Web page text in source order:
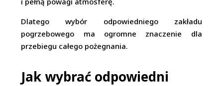
Dlatego wybór odpowiedniego zakładu
pogrzebowego ma ogromne znaczenie dla
przebiegu całego pożegnania.
Jak wybrać odpowiedni